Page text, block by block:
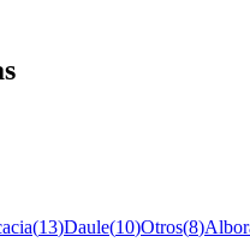
(13)Daule(10)Otros(8)